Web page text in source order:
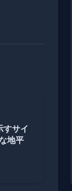
すサイ
地平